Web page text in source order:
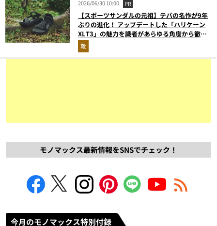
2026/06/30 10:00 PR
【スポーツサンダルの元祖】テバの名作が9年
ぶりの進化！ アップデートした「ハリケーン
XLT3」の魅力を識者があらゆる角度から徹底
解説！
靴
モノマックス最新情報をSNSでチェック！
今月のモノマックス特別付録